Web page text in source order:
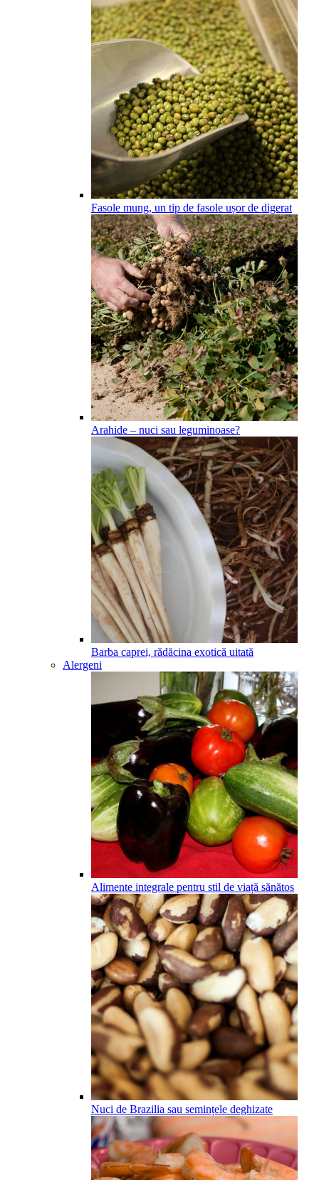
Fasole mung, un tip de fasole ușor de digerat
Arahide – nuci sau leguminoase?
Barba caprei, rădăcina exotică uitată
Alergeni
Alimente integrale pentru stil de viață sănătos
Nuci de Brazilia sau semințele deghizate